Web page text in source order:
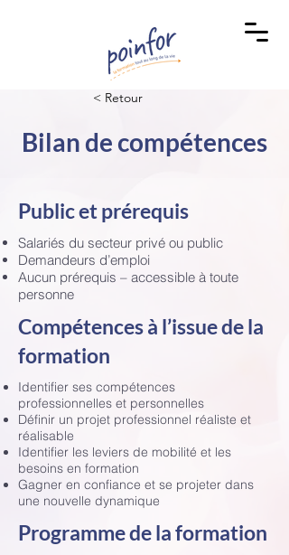
< Retour
Bilan de compétences
Public et prérequis
Salariés du secteur privé ou public
Demandeurs d’emploi
Aucun prérequis – accessible à toute
personne
Compétences à l’issue de la
formation
Identifier ses compétences
professionnelles et personnelles
Définir un projet professionnel réaliste et
réalisable
Identifier les leviers de mobilité et les
besoins en formation
Gagner en confiance et se projeter dans
une nouvelle dynamique
Programme de la formation